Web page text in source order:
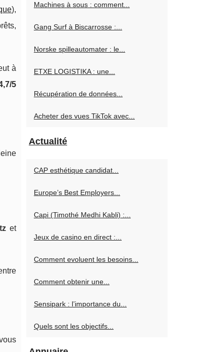
),
à
5
et
Machines à sous : comment...
Gang Surf à Biscarrosse :...
Norske spilleautomater : le...
ETXE LOGISTIKA : une...
Récupération de données...
Acheter des vues TikTok avec...
Actualité
CAP esthétique candidat...
Europe’s Best Employers...
Capi (Timothé Medhi Kabli) :...
Jeux de casino en direct :...
Comment evoluent les besoins...
Comment obtenir une...
Sensipark : l’importance du...
Quels sont les objectifs...